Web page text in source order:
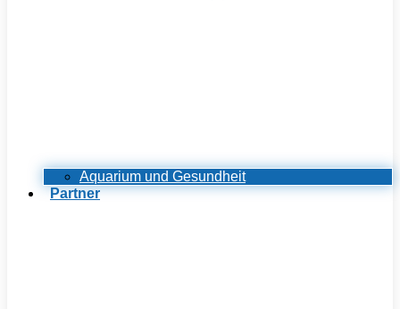
Aquarium und Gesundheit
Partner